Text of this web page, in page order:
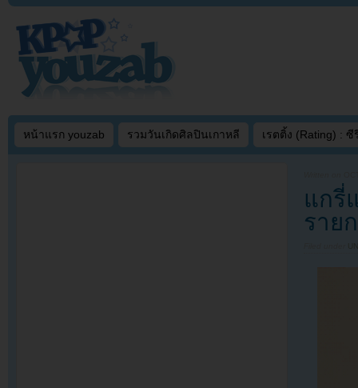
หน้าแรก youzab รวมวันเกิดศิลปินเกาหลี เรตติ้ง (Rating) : ซี
แกรี่
ราย